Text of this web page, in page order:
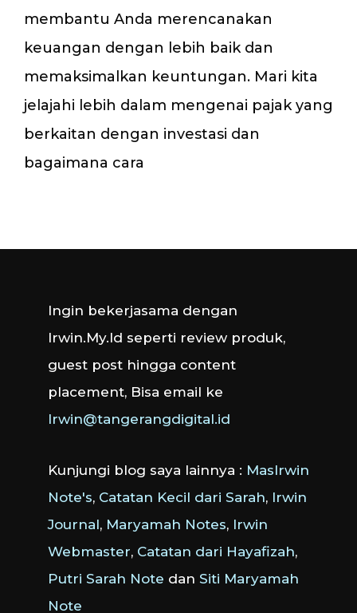
membantu Anda merencanakan
keuangan dengan lebih baik dan
memaksimalkan keuntungan. Mari kita
jelajahi lebih dalam mengenai pajak yang
berkaitan dengan investasi dan
bagaimana cara
Ingin bekerjasama dengan
Irwin.My.Id seperti review produk,
guest post hingga content
placement, Bisa email ke
Irwin@tangerangdigital.id
Kunjungi blog saya lainnya : MasIrwin
Note's, Catatan Kecil dari Sarah, Irwin
Journal, Maryamah Notes, Irwin
Webmaster, Catatan dari Hayafizah,
Putri Sarah Note dan Siti Maryamah
Note